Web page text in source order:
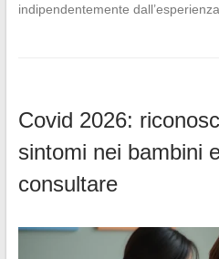
indipendentemente
Covid 2026:
sintomi nei bambini
consultare